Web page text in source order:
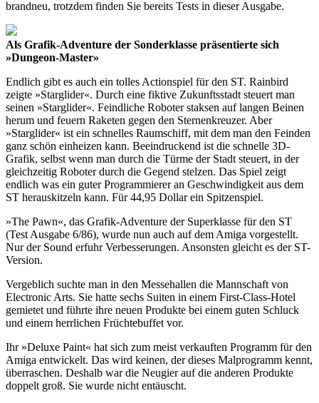
brandneu, trotzdem finden Sie bereits Tests in dieser Ausgabe.
Als Grafik-Adventure der Sonderklasse präsentierte sich
»Dungeon-Master»
Endlich gibt es auch ein tolles Actionspiel für den ST. Rainbird
zeigte »Starglider«. Durch eine fiktive Zukunftsstadt steuert man
seinen »Starglider«. Feindliche Roboter staksen auf langen Beinen
herum und feuern Raketen gegen den Sternenkreuzer. Aber
»Starglider« ist ein schnelles Raumschiff, mit dem man den Feinden
ganz schön einheizen kann. Beeindruckend ist die schnelle 3D-
Grafik, selbst wenn man durch die Türme der Stadt steuert, in der
gleichzeitig Roboter durch die Gegend stelzen. Das Spiel zeigt
endlich was ein guter Programmierer an Geschwindigkeit aus dem
ST herauskitzeln kann. Für 44,95 Dollar ein Spitzenspiel.
»The Pawn«, das Grafik-Adventure der Superklasse für den ST
(Test Ausgabe 6/86), wurde nun auch auf dem Amiga vorgestellt.
Nur der Sound erfuhr Verbesserungen. Ansonsten gleicht es der ST-
Version.
Vergeblich suchte man in den Messehallen die Mannschaft von
Electronic Arts. Sie hatte sechs Suiten in einem First-Class-Hotel
gemietet und führte ihre neuen Produkte bei einem guten Schluck
und einem herrlichen Früchtebuffet vor.
Ihr »Deluxe Paint« hat sich zum meist verkauften Programm für den
Amiga entwickelt. Das wird keinen, der dieses Malprogramm kennt,
überraschen. Deshalb war die Neugier auf die anderen Produkte
doppelt groß. Sie wurde nicht entäuscht.